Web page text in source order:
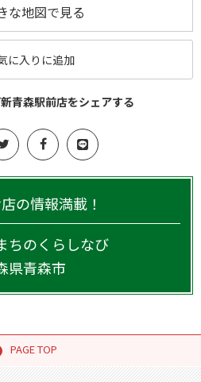
な地図で見る
に入りに追加
青森駅前店をシェアする
の情報満載！
ちのくらしなび
県青森市
PAGE TOP